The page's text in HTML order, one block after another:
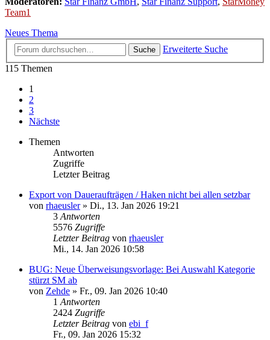
Team1
Neues Thema
Suche
Erweiterte Suche
115 Themen
1
2
3
Nächste
Themen
Antworten
Zugriffe
Letzter Beitrag
Export von Daueraufträgen / Haken nicht bei allen setzbar
von rhaeusler» Di., 13. Jan 2026 19:21
3 Antworten
5576 Zugriffe
Letzter Beitrag von rhaeusler
Mi., 14. Jan 2026 10:58
BUG: Neue Überweisungsvorlage: Bei Auswahl Kategorie
stürzt SM ab
von Zehde » Fr., 09. Jan 2026 10:40
1 Antworten
2424 Zugriffe
Letzter Beitrag von ebi_f
Fr., 09. Jan 2026 15:32